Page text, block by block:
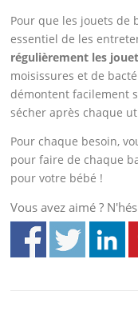
Pour que les jouets
essentiel de les
régulièrement les
moisissures et de
démontent facilement
sécher après chaque
Pour chaque besoin,
pour faire de chaque
pour votre bébé !
Vous avez aimé ?